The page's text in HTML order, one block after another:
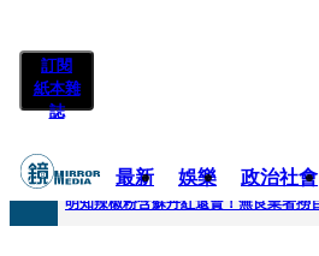
訂閱
紙本雜
誌
最新 娛樂 政治社會
快訊